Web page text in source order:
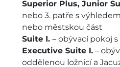
Superior Plus, Junior
nebo 3. patře s
nebo městskou část
Suite I. – obývací pokoj
Executive Suite I. –
oddělenou ložnicí a